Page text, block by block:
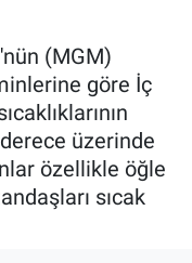
(MGM)
göre İç
üzerinde
özellikle öğle
sıcak